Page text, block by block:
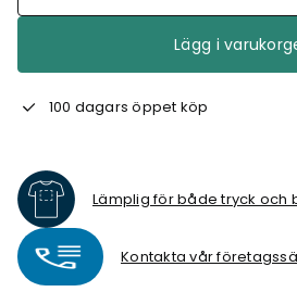
Lägg i
100 dagars öppet köp
Lämplig för både tryck och
Kontakta vår